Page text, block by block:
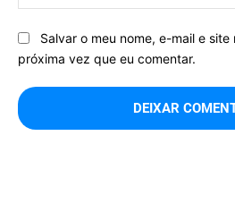
Salvar o meu nome, e-mail e
próxima vez que eu comentar.